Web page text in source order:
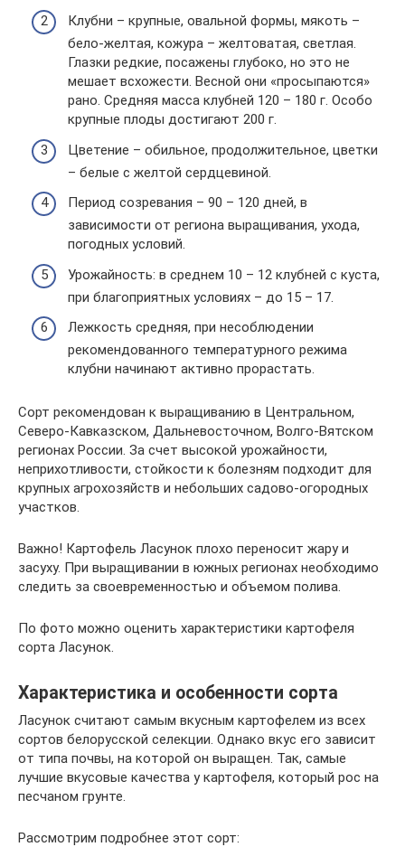
Клубни – крупные, овальной формы, мякоть –
бело-желтая, кожура – желтоватая, светлая.
Глазки редкие, посажены глубоко, но это не
мешает всхожести. Весной они «просыпаются»
рано. Средняя масса клубней 120 – 180 г. Особо
крупные плоды достигают 200 г.
Цветение – обильное, продолжительное, цветки
– белые с желтой сердцевиной.
Период созревания – 90 – 120 дней, в
зависимости от региона выращивания, ухода,
погодных условий.
Урожайность: в среднем 10 – 12 клубней с куста,
при благоприятных условиях – до 15 – 17.
Лежкость средняя, при несоблюдении
рекомендованного температурного режима
клубни начинают активно прорастать.
Сорт рекомендован к выращиванию в Центральном,
Северо-Кавказском, Дальневосточном, Волго-Вятском
регионах России. За счет высокой урожайности,
неприхотливости, стойкости к болезням подходит для
крупных агрохозяйств и небольших садово-огородных
участков.
Важно! Картофель Ласунок плохо переносит жару и
засуху. При выращивании в южных регионах необходимо
следить за своевременностью и объемом полива.
По фото можно оценить характеристики картофеля
сорта Ласунок.
Характеристика и особенности сорта
Ласунок считают самым вкусным картофелем из всех
сортов белорусской селекции. Однако вкус его зависит
от типа почвы, на которой он выращен. Так, самые
лучшие вкусовые качества у картофеля, который рос на
песчаном грунте.
Рассмотрим подробнее этот сорт: